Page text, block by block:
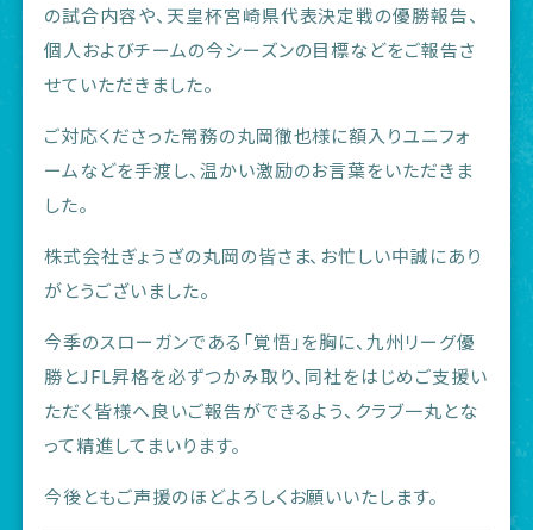
の試合内容や、天皇杯宮崎県代表決定戦の優勝報告、
個人およびチームの今シーズンの目標などをご報告さ
せていただきました。
ご対応くださった常務の丸岡徹也様に額入りユニフォ
ームなどを手渡し、温かい激励のお言葉をいただきま
した。
株式会社ぎょうざの丸岡の皆さま、お忙しい中誠にあり
がとうございました。
今季のスローガンである「覚悟」を胸に、九州リーグ優
勝とJFL昇格を必ずつかみ取り、同社をはじめご支援い
ただく皆様へ良いご報告ができるよう、クラブ一丸とな
って精進してまいります。
今後ともご声援のほどよろしくお願いいたします。